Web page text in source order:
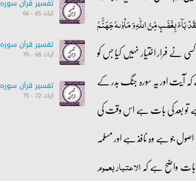
بَآءَ بِغَضَبٍ مِّنَ اللّٰہِ وَ مَاۡوٰىہُ جَہَنَّمُ
نے فرار اختیار نہیں کیا جس کو
آیت اور یہ سورہ جنگ بدر کے
تو بعد کی بات ہے اس وقت کی
جو ہے وہ نافذ ہے اور مسلمہ
بات واضح ہے کہالاعتبار بعموم
تفسیر قرآن سورہ ‎الأنفال‎
آیات 65 - 66
تفسیر قرآن سورہ ‎الأنفال‎
آیات 68 - 70
تفسیر قرآن سورہ ‎الأنفال‎
آیات 72 - 75